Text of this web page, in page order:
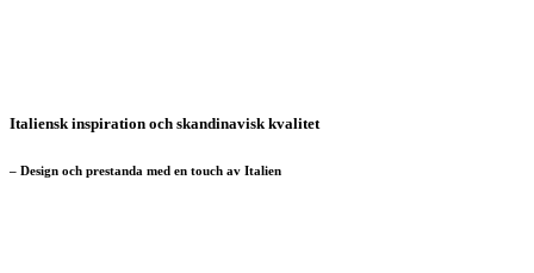
Italiensk inspiration och skandinavisk kvalitet
– Design och prestanda med en touch av Italien